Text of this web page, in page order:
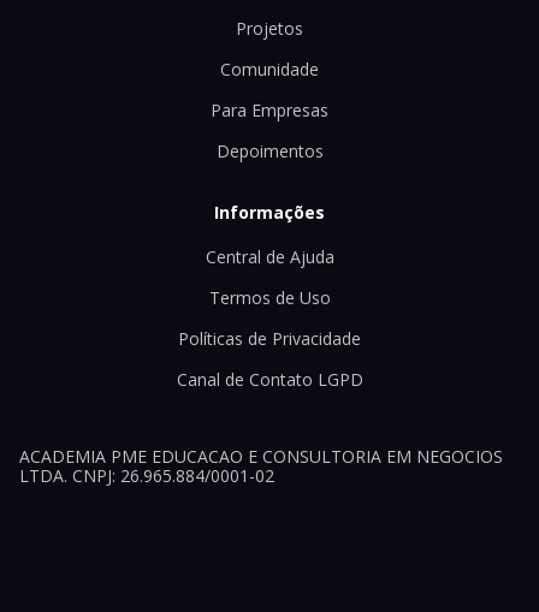
Projetos
Comunidade
Para Empresas
Depoimentos
Informações
Central de Ajuda
Termos de Uso
Políticas de Privacidade
Canal de Contato LGPD
ACADEMIA PME EDUCACAO E CONSULTORIA EM NEGOCIOS
LTDA. CNPJ: 26.965.884/0001-02